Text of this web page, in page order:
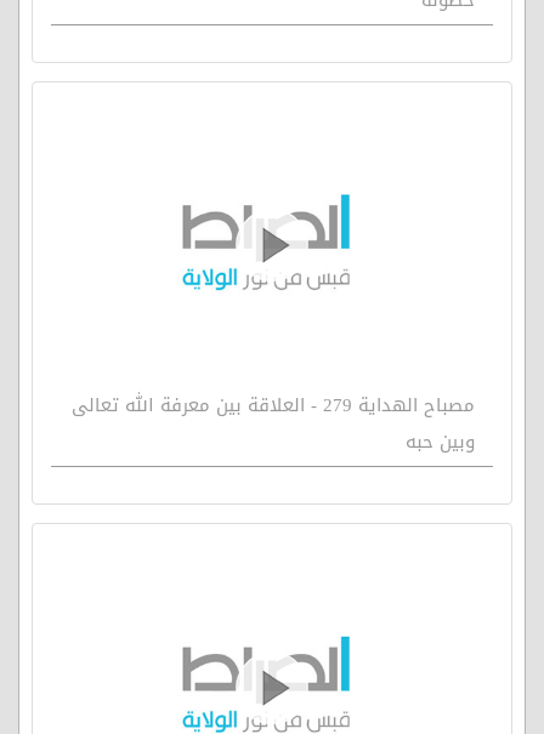
مصباح الهداية 279 - العلاقة بين معرفة الله تعالى
وبين حبه